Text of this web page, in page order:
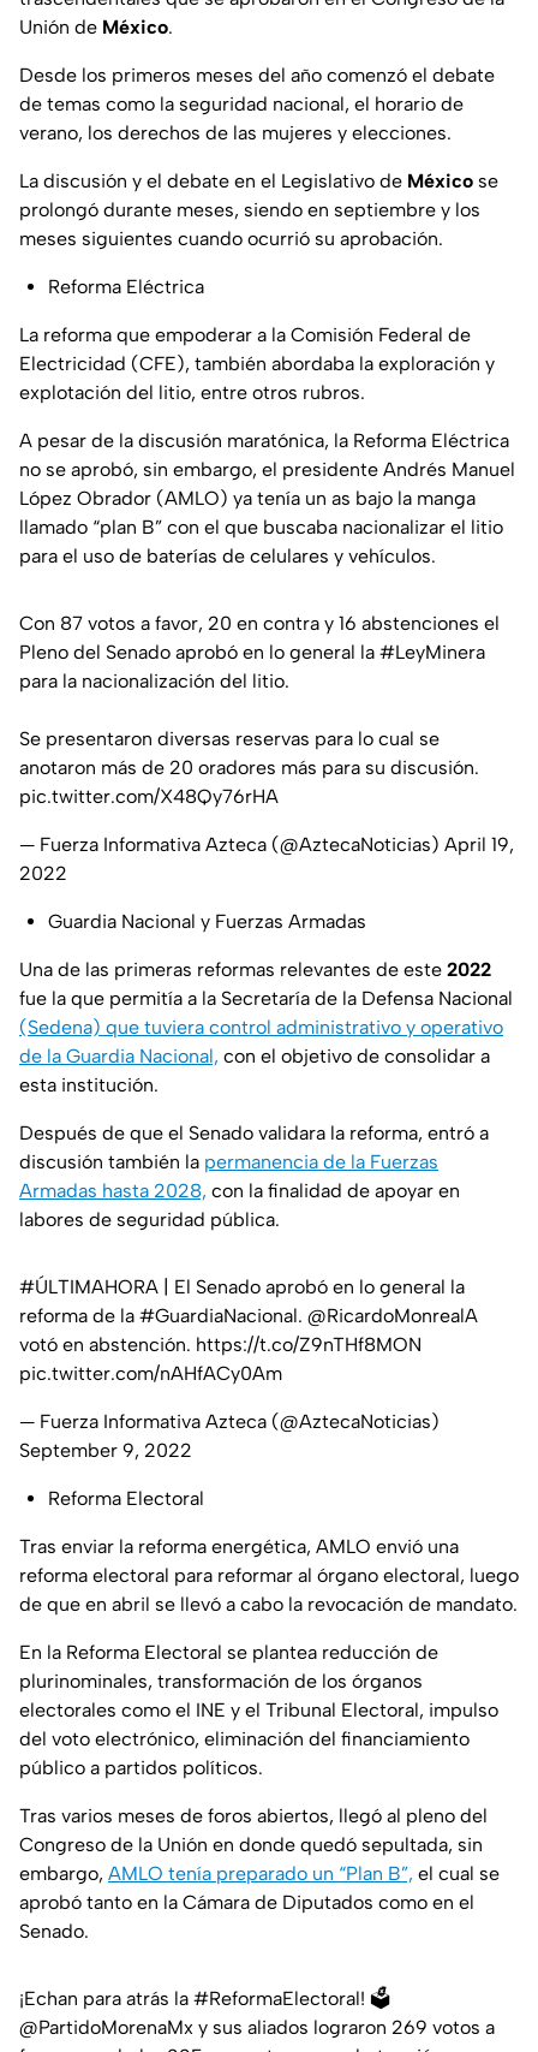
Unión de México.
Desde los primeros meses del año comenzó el debate
de temas como la seguridad nacional, el horario de
verano, los derechos de las mujeres y elecciones.
La discusión y el debate en el Legislativo de México se
prolongó durante meses, siendo en septiembre y los
meses siguientes cuando ocurrió su aprobación.
Reforma Eléctrica
La reforma que empoderar a la Comisión Federal de
Electricidad (CFE), también abordaba la exploración y
explotación del litio, entre otros rubros.
A pesar de la discusión maratónica, la Reforma Eléctrica
no se aprobó, sin embargo, el presidente Andrés Manuel
López Obrador (AMLO) ya tenía un as bajo la manga
llamado “plan B” con el que buscaba nacionalizar el litio
para el uso de baterías de celulares y vehículos.
Con 87 votos a favor, 20 en contra y 16 abstenciones el
Pleno del Senado aprobó en lo general la #LeyMinera
para la nacionalización del litio.
Se presentaron diversas reservas para lo cual se
anotaron más de 20 oradores más para su discusión.
pic.twitter.com/X48Qy76rHA
— Fuerza Informativa Azteca (@AztecaNoticias) April 19,
2022
Guardia Nacional y Fuerzas Armadas
Una de las primeras reformas relevantes de este 2022
fue la que permitía a la Secretaría de la Defensa Nacional
(Sedena) que tuviera control administrativo y operativo
de la Guardia Nacional, con el objetivo de consolidar a
esta institución.
Después de que el Senado validara la reforma, entró a
discusión también la permanencia de la Fuerzas
Armadas hasta 2028, con la finalidad de apoyar en
labores de seguridad pública.
#ÚLTIMAHORA | El Senado aprobó en lo general la
reforma de la #GuardiaNacional. @RicardoMonrealA
votó en abstención. https://t.co/Z9nTHf8MON
pic.twitter.com/nAHfACy0Am
— Fuerza Informativa Azteca (@AztecaNoticias)
September 9, 2022
Reforma Electoral
Tras enviar la reforma energética, AMLO envió una
reforma electoral para reformar al órgano electoral, luego
de que en abril se llevó a cabo la revocación de mandato.
En la Reforma Electoral se plantea reducción de
plurinominales, transformación de los órganos
electorales como el INE y el Tribunal Electoral, impulso
del voto electrónico, eliminación del financiamiento
público a partidos políticos.
Tras varios meses de foros abiertos, llegó al pleno del
Congreso de la Unión en donde quedó sepultada, sin
embargo, AMLO tenía preparado un “Plan B”, el cual se
aprobó tanto en la Cámara de Diputados como en el
Senado.
¡Echan para atrás la #ReformaElectoral! 🗳️
@PartidoMorenaMx y sus aliados lograron 269 votos a